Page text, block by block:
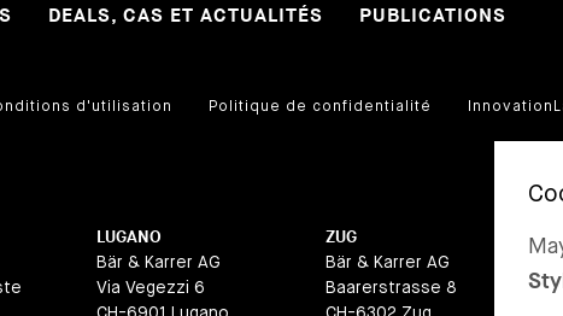
DEALS, CAS ET ACTUALITÉS
PUBLICATIONS
d'utilisation Politique de confidentialité
LUGANO
Bär & Karrer AG
Via Vegezzi 6
ZUG
Bär & Karrer AG
Baarerstrasse 8